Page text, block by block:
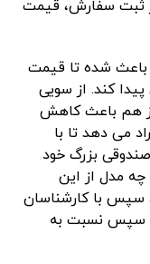
ثبت سفارش، قیمت
باعث شده تا قیمت
کند. از سویی
هم باعث کاهش
می دهد تا با
بزرگ خود
چه مدل از این
سپس با کارشناسان
و سپس نسبت به